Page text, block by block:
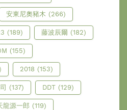
安東尼奧豬木 (266)
(189) 藤波辰爾 (182)
(155)
2018 (153)
(137) DDT (129)
龍源一郎 (119)